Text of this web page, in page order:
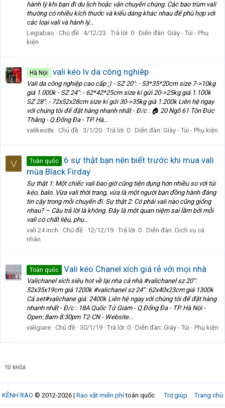
hành lý khi bạn đi du lịch hoặc vận chuyển chúng. Các bao trùm vali
thường có nhiều kích thước và kiểu dáng khác nhau để phù hợp với
các loại vali và hành lý...
Legiabao
Chủ đề 4/12/23 Trả lời: 0 Diễn đàn: Giày - Túi - Phụ
kiện
Hà Nội vali kéo lv da công nghiêp
Vali da công nghiệp cao cấp ;) - SZ 20": - 53*35*20cm size 7->10kg
giá 1.000k - SZ 24": - 62*42*25cm size kí gửi 20->25kg giá 1.100k
SZ 28": - 72x52x28cm size kí gửi 30->35kg giá 1.200k Liên hệ ngay
với chúng tôi để đặt hàng nhanh nhất - Đ/c : 🏠 20 Ngõ 61 Tôn Đức
Thắng - Q.Đống Đa - TP. Hà...
valikeo8x Chủ đề 3/1/20 Trả lời: 0 Diễn đàn: Giày - Túi - Phụ kiện
V Toàn quốc
6 sự thật bạn nên biết trước khi mua vali
mùa Black Firday
Sự thật 1: Một chiếc vali bao giờ cũng tiện dụng hơn nhiều so với túi
kéo, balo. Vừa vali thời trang, vừa là một người bạn đồng hành đáng
tin cậy trong mỗi chuyến đi. Sự thật 2: Có phải vali nào cũng giống
nhau? – Câu trả lời là không. Đây là một quan niệm sai lầm bởi mỗi
vali có chất liệu, phụ...
vali 24 inch
Chủ đề 12/12/19 Trả lời: 0 Diễn đàn: Dịch vụ cá
nhân
Toàn quốc Vali kéo Chanel xích giá rẻ với mọi nhà
Valichanel xích siêu hot về lại nha cả nhà #valichanel sz 20”:
52x35x19cm giá 1200k #valichanel sz 24”: 62x40x23cm giá 1300k
Cả set#valichane giá: 2400k Liên hệ ngay với chúng tôi để đặt hàng
nhanh nhất - Đ/c : 18A Quốc Tử Giám - Q.Đống Đa - TP. Hà Nội -
Open: 8am-8:30pm T2-CN - Website...
valigiare Chủ đề 30/1/19 Trả lời: 0 Diễn đàn: Giày - Túi - Phụ kiện
TỪ KHÓA
Trợ giúp Trang chủ
KÊNH RAO © 2012-2026 | Rao vặt miễn phítoàn quốc